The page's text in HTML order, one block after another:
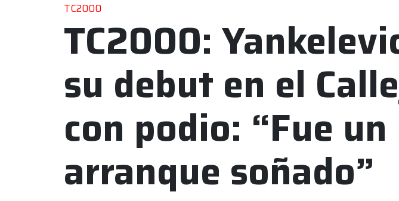
TC2000
TC2000:
su debut en el
con podio: “Fue un
arranque soñado”